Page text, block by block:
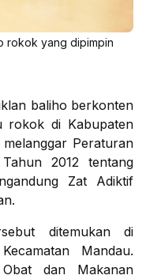
rokok yang dipimpin
baliho berkonten
rokok di Kabupaten
Peraturan
2012 tentang
Zat Adiktif
ditemukan di
Mandau.
dan Makanan